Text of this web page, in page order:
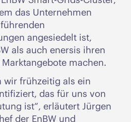
das Unternehmen
angesiedelt ist,
als auch enersis ihren
machen.
wir frühzeitig als ein
das für uns von
ist“, erläutert Jürgen
der EnBW und